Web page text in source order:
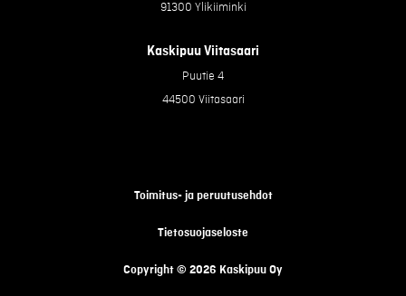
91300 Ylikiiminki
Kaskipuu Viitasaari
Puutie 4
44500 Viitasaari
Copyright © 2026 Kaskipuu Oy
Tietosuojaseloste
Toimitus- ja peruutusehdot